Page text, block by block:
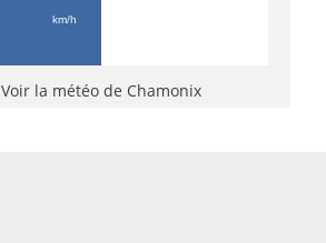
Voir la météo de Chamonix